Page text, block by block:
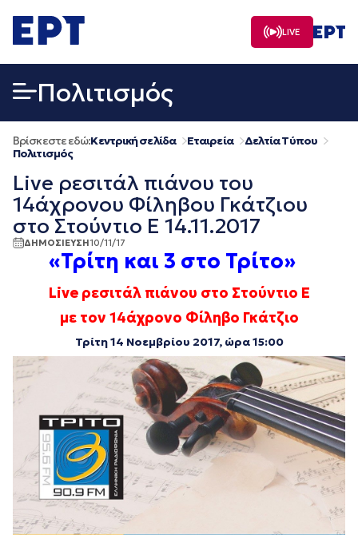
σε
περιεχόμενο
LIVE
Πολιτισμός
Βρίσκεστε εδώ:Κεντρική σελίδα Εταιρεία
Δελτία Τύπου
Πολιτισμός
Live ρεσιτάλ πιάνου του
14άχρονου Φίληβου Γκάτζιου
στο Στούντιο Ε 14.11.2017
ΔΗΜΟΣΙΕΥΣΗ10/11/17
«Τρίτη και 3 στο Τρίτο»
Live ρεσιτάλ πιάνου στο Στούντιο Ε
με τον 14άχρονο Φίληβο Γκάτζιο
Τρίτη 14 Νοεμβρίου 2017, ώρα 15:00